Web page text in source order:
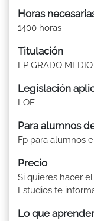
Horas
1400 horas
Titulación
FP GRADO MEDIO
Legislación
LOE
Para alumnos
Fp para alumnos
Precio
Si quieres hacer
Estudios te
Lo que